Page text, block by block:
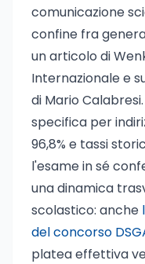
comunicazione
confine fra
un articolo di
Internazionale e
di Mario
specifica per
96,8% e tassi
l'esame in sé
una dinamica
scolastico: anche
del concorso
platea effettiva